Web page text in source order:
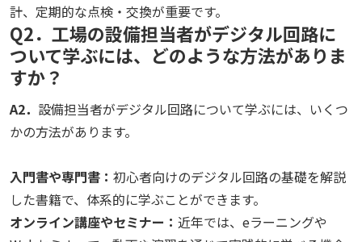
計、定期的な点検・交換が重要です。
Q2．工場の設備担当者がデジタル回路に
ついて学ぶには、どのような方法がありま
すか？
A2． 設備担当者がデジタル回路について学ぶには、いくつ
かの方法があります。
入門書や専門書： 初心者向けのデジタル回路の基礎を解説
した書籍で、体系的に学ぶことができます。
オンライン講座やセミナー： 近年では、eラーニングや